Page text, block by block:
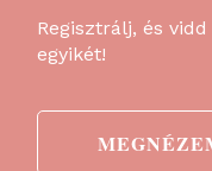
Regisztrálj, és
egyikét!